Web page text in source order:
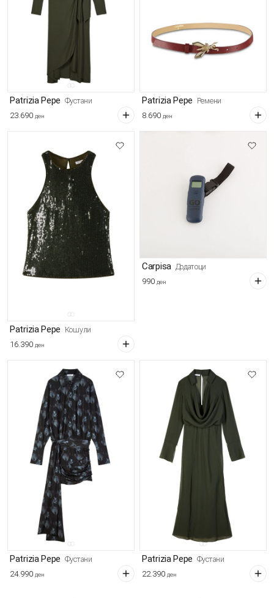
Patrizia Pepe Фустани
23.690 ден
Patrizia Pepe Ремени
8.690 ден
Patrizia Pepe Кошули
16.390 ден
Carpisa Додатоци
990 ден
Patrizia Pepe Фустани
24.990 ден
Patrizia Pepe Фустани
22.390 ден